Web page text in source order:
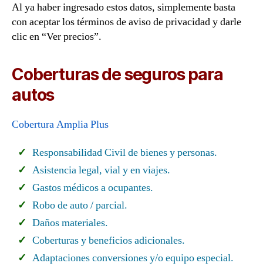
Al ya haber ingresado estos datos, simplemente basta
con aceptar los términos de aviso de privacidad y darle
clic en “Ver precios”.
Coberturas de seguros para
autos
Cobertura Amplia Plus
Responsabilidad Civil de bienes y personas.
Asistencia legal, vial y en viajes.
Gastos médicos a ocupantes.
Robo de auto / parcial.
Daños materiales.
Coberturas y beneficios adicionales.
Adaptaciones conversiones y/o equipo especial.